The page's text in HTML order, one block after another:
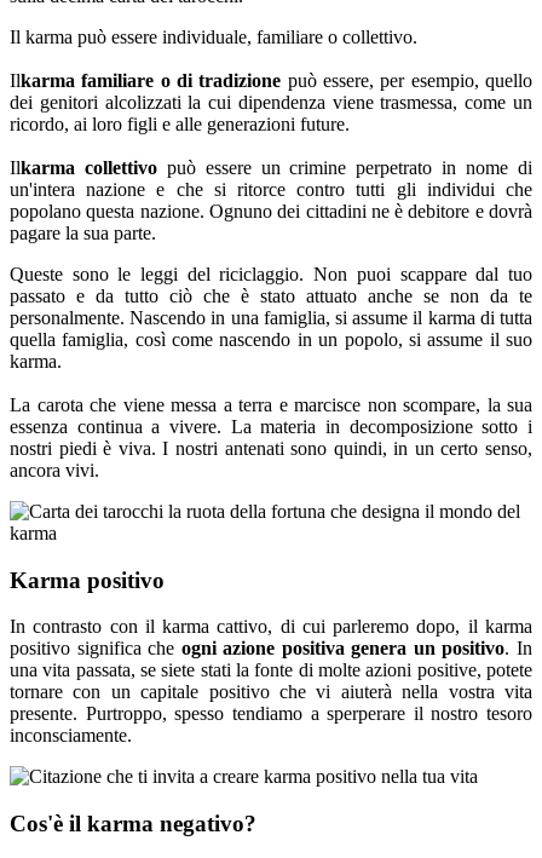
Il karma può essere individuale, familiare o collettivo.
Ilkarma familiare o di tradizione può essere, per esempio, quello
dei genitori alcolizzati la cui dipendenza viene trasmessa, come un
ricordo, ai loro figli e alle generazioni future.
Ilkarma collettivopuò essere un crimine perpetrato in nome di
un'intera nazione e che si ritorce contro tutti gli individui che
popolano questa nazione. Ognuno dei cittadini ne è debitore e dovrà
pagare la sua parte.
Queste sono le leggi del riciclaggio. Non puoi scappare dal tuo
passato e da tutto ciò che è stato attuato anche se non da te
personalmente. Nascendo in una famiglia, si assume il karma di tutta
quella famiglia, così come nascendo in un popolo, si assume il suo
karma.
La carota che viene messa a terra e marcisce non scompare, la sua
essenza continua a vivere. La materia in decomposizione sotto i
nostri piedi è viva. I nostri antenati sono quindi, in un certo senso,
ancora vivi.
Karma positivo
In contrasto con il karma cattivo, di cui parleremo dopo, il karma
positivo significa che ogni azione positiva genera un positivo. In
una vita passata, se siete stati la fonte di molte azioni positive, potete
tornare con un capitale positivo che vi aiuterà nella vostra vita
presente. Purtroppo, spesso tendiamo a sperperare il nostro tesoro
inconsciamente.
Cos'è il karma negativo?